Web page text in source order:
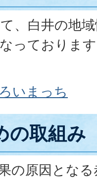
、白井の地
っておりま
いまっち
の取組み
の原因とな